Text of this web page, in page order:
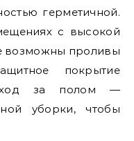
герметичной.
с высокой
возможны проливы
покрытие
уход за полом —
уборки, чтобы